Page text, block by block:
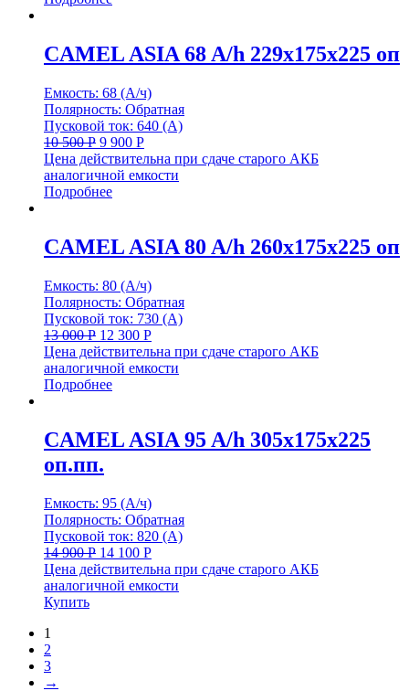
CAMEL ASIA 68 A/h 229x175x225 оп
Емкость: 68 (А/ч)
Полярность: Обратная
Пусковой ток: 640 (А)
10 500Р 9 900 Р
Цена действительна при сдаче старого АКБ
аналогичной емкости
Подробнее
CAMEL ASIA 80 A/h 260x175x225 оп
Емкость: 80 (А/ч)
Полярность: Обратная
Пусковой ток: 730 (А)
13 000Р 12 300 Р
Цена действительна при сдаче старого АКБ
аналогичной емкости
Подробнее
CAMEL ASIA 95 A/h 305x175x225
оп.пп.
Емкость: 95 (А/ч)
Полярность: Обратная
Пусковой ток: 820 (А)
14 900Р 14 100 Р
Цена действительна при сдаче старого АКБ
аналогичной емкости
Купить
1
2
3
→